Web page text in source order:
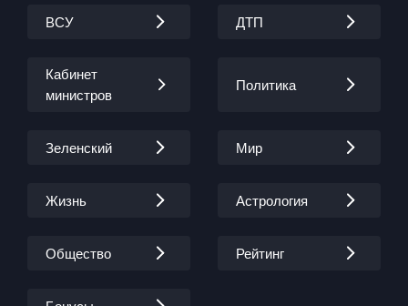
ВСУ ДТП
Кабинет
министров
Политика
Зеленский Мир
Жизнь Астрология
Общество Рейтинг